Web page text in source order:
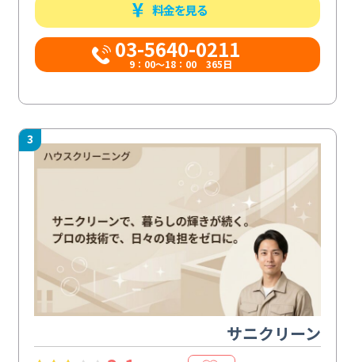
料金を見る
03-5640-0211
9：00～18：00 365日
3
サニクリーン